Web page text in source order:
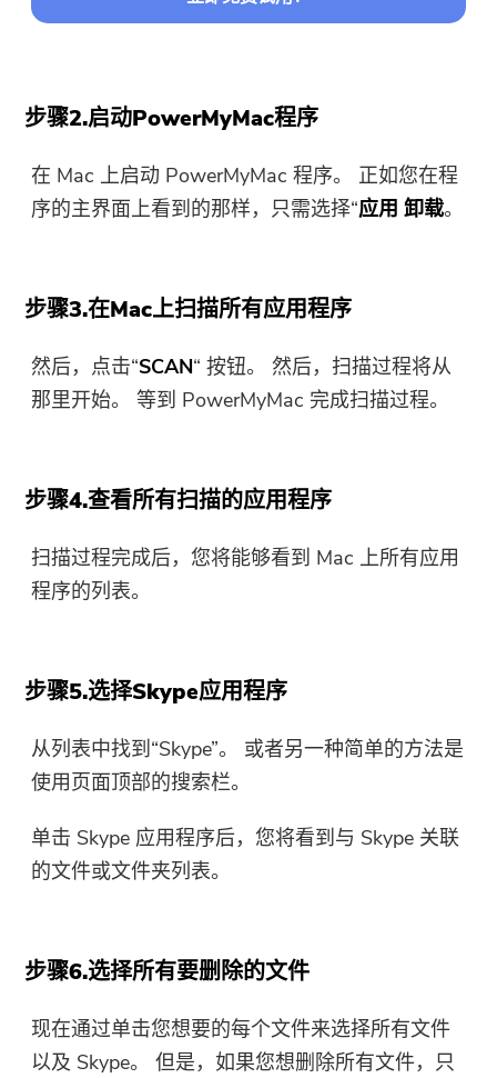
步骤2.启动PowerMyMac程序
在 Mac 上启动 PowerMyMac 程序。 正如您在程
序的主界面上看到的那样，只需选择“应用卸载。
步骤3.在Mac上扫描所有应用程序
然后，点击“SCAN“ 按钮。 然后，扫描过程将从
那里开始。 等到 PowerMyMac 完成扫描过程。
步骤4.查看所有扫描的应用程序
扫描过程完成后，您将能够看到 Mac 上所有应用
程序的列表。
步骤5.选择Skype应用程序
从列表中找到“Skype”。 或者另一种简单的方法是
使用页面顶部的搜索栏。
单击 Skype 应用程序后，您将看到与 Skype 关联
的文件或文件夹列表。
步骤6.选择所有要删除的文件
现在通过单击您想要的每个文件来选择所有文件
以及 Skype。 但是，如果您想删除所有文件，只